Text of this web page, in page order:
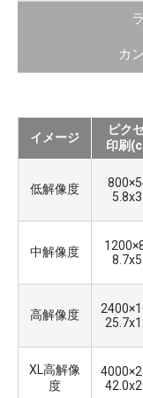
カ
イメージ
ピク
印刷
低解像度
中解像度
高解像度
XL高解像
度